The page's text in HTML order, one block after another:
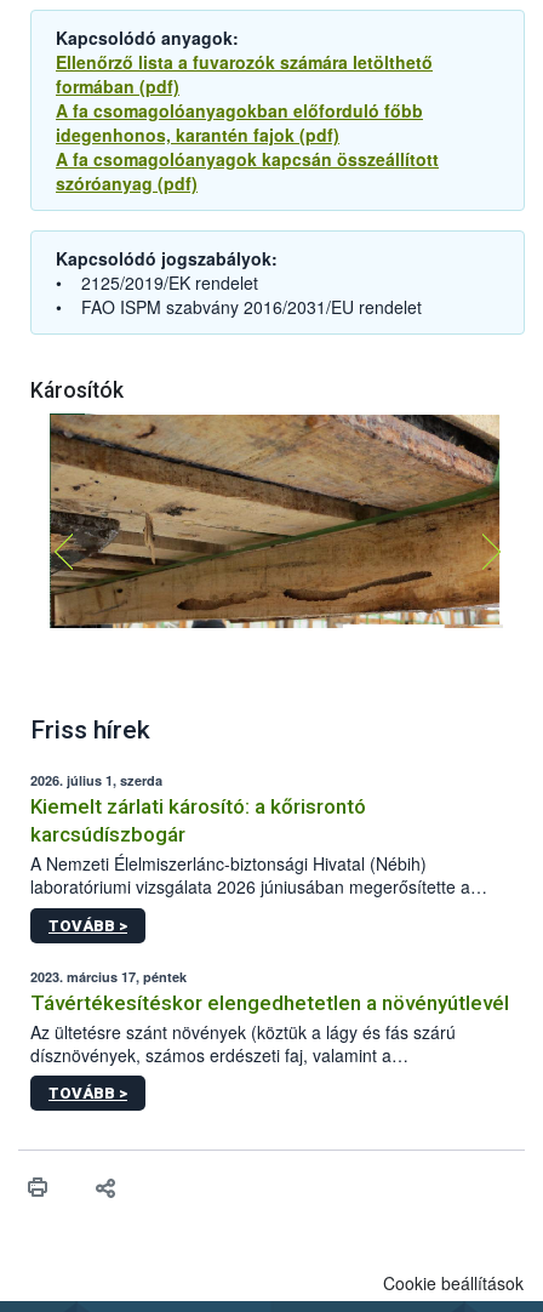
Kapcsolódó anyagok:
Ellenőrző lista a fuvarozók számára letölthető
formában (pdf)
A fa csomagolóanyagokban előforduló főbb
idegenhonos, karantén fajok (pdf)
A fa csomagolóanyagok kapcsán összeállított
szóróanyag (pdf)
Kapcsolódó jogszabályok:
• 2125/2019/EK rendelet
• FAO ISPM szabvány 2016/2031/EU rendelet
Károsítók
Friss hírek
2026. július 1, szerda
Kiemelt zárlati károsító: a kőrisrontó
karcsúdíszbogár
A Nemzeti Élelmiszerlánc-biztonsági Hivatal (Nébih)
laboratóriumi vizsgálata 2026 júniusában megerősítette a
kőrisrontó karcsúdíszbogár (Agrilus planipennis) jelenlétét
Beregsurány térségében.
TOVÁBB >
2023. március 17, péntek
Távértékesítéskor elengedhetetlen a növényútlevél
Az ültetésre szánt növények (köztük a lágy és fás szárú
dísznövények, számos erdészeti faj, valamint a
zöldségpalánták) távértékesítése esetén kötelező a
növényútlevél.
TOVÁBB >
Cookie beállítások